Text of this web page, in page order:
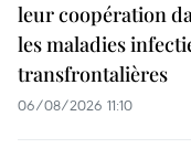
leur coopération
les maladies
transfrontalières
06/08/2026 11:10